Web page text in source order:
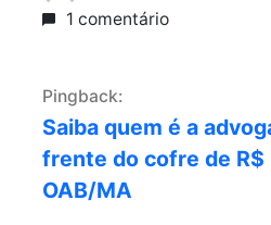
1 comentário
Pingback:
Saiba quem é a
frente do cofre de R$
OAB/MA